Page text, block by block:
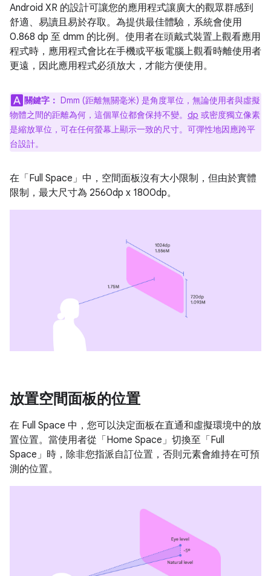
Android XR 的設計可讓您的應用程式讓廣大的觀眾群感到
舒適、易讀且易於存取。為提供最佳體驗，系統會使用
0.868 dp 至 dmm 的比例。使用者在頭戴式裝置上觀看應用
程式時，應用程式會比在手機或平板電腦上觀看時離使用者
更遠，因此應用程式必須放大，才能方便使用。
關鍵字： Dmm (距離無關毫米) 是角度單位，無論使用者與虛擬
物體之間的距離為何，這個單位都會保持不變。 dp 或密度獨立像素
是縮放單位，可在任何螢幕上顯示一致的尺寸。可彈性地因應跨平
台設計。
在「Full Space」中，空間面板沒有大小限制，但由於實體
限制，最大尺寸為 2560dp x 1800dp。
放置空間面板的位置
在 Full Space 中，您可以決定面板在直通和虛擬環境中的放
置位置。當使用者從「Home Space」切換至「Full
Space」時，除非您指派自訂位置，否則元素會維持在可預
測的位置。